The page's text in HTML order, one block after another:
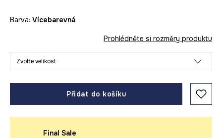
Barva: vícebarevná
Prohlédněte si rozměry produktu
Zvolte velikost
Přidat do košíku
Final Sale